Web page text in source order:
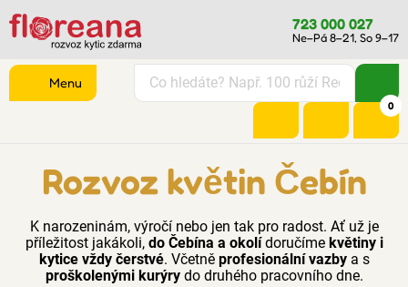
723 000 027
Ne–Pá 8–21, So 9–17
0
Menu
Rozvoz květin Čebín
K narozeninám, výročí nebo jen tak pro radost. Ať už je
příležitost jakákoli, do Čebína a okolídoručíme květiny i
kytice vždy čerstvé. Včetně profesionální vazbya s
proškolenými kurýrydo druhého pracovního dne.